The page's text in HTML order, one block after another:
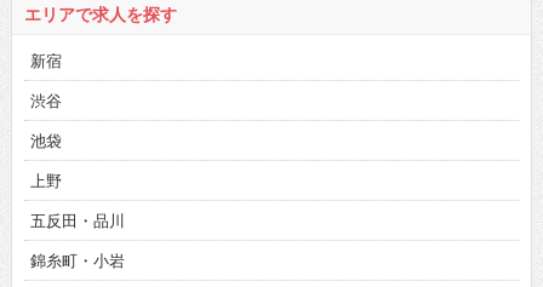
エリアで求人を探す
新宿
渋谷
池袋
上野
五反田・品川
錦糸町・小岩